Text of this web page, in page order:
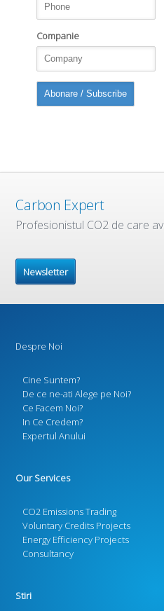
Companie
Carbon Expert
Profesionistul CO2 de care
Newsletter
Despre Noi
Cine Suntem?
De ce ne-ati Alege pe Noi?
Ce Facem Noi?
In Ce Credem?
Expertul Anului
Our Services
CO2 Emissions Trading
Voluntary Credits Projects
Energy Efficiency Projects
Consultancy
Stiri